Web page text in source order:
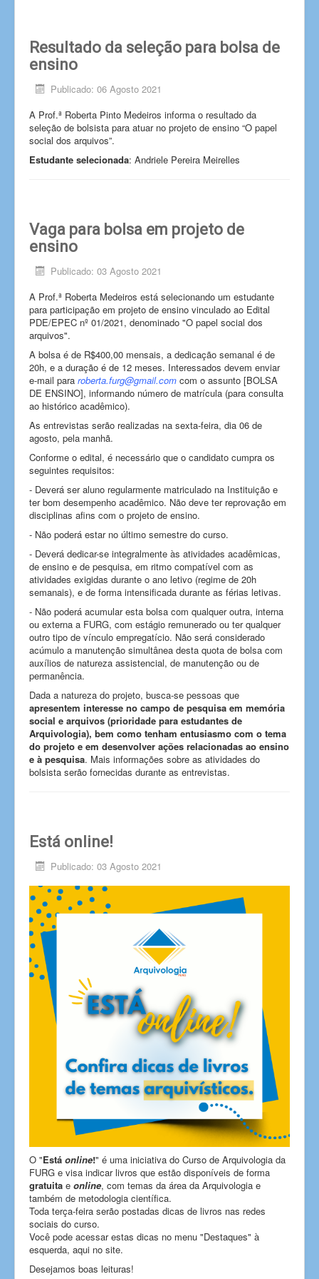
Resultado da seleção para bolsa de
ensino
Publicado: 06 Agosto 2021
A Prof.ª Roberta Pinto Medeiros informa o resultado da
seleção de bolsista para atuar no projeto de ensino “O papel
social dos arquivos”.
Estudante selecionada: Andriele Pereira Meirelles
Vaga para bolsa em projeto de
ensino
Publicado: 03 Agosto 2021
A Prof.ª Roberta Medeiros está selecionando um estudante
para participação em projeto de ensino vinculado ao Edital
PDE/EPEC nº 01/2021, denominado "O papel social dos
arquivos".
A bolsa é de R$400,00 mensais, a dedicação semanal é de
20h, e a duração é de 12 meses. Interessados devem enviar
e-mail para roberta.furg@gmail.com com o assunto [BOLSA
DE ENSINO], informando número de matrícula (para consulta
ao histórico acadêmico).
As entrevistas serão realizadas na sexta-feira, dia 06 de
agosto, pela manhã.
Conforme o edital, é necessário que o candidato cumpra os
seguintes requisitos:
- Deverá ser aluno regularmente matriculado na Instituição e
ter bom desempenho acadêmico. Não deve ter reprovação em
disciplinas afins com o projeto de ensino.
- Não poderá estar no último semestre do curso.
- Deverá dedicar-se integralmente às atividades acadêmicas,
de ensino e de pesquisa, em ritmo compatível com as
atividades exigidas durante o ano letivo (regime de 20h
semanais), e de forma intensificada durante as férias letivas.
- Não poderá acumular esta bolsa com qualquer outra, interna
ou externa a FURG, com estágio remunerado ou ter qualquer
outro tipo de vínculo empregatício. Não será considerado
acúmulo a manutenção simultânea desta quota de bolsa com
auxílios de natureza assistencial, de manutenção ou de
permanência.
Dada a natureza do projeto, busca-se pessoas que
apresentem interesse no campo de pesquisa em memória
social e arquivos (prioridade para estudantes de
Arquivologia), bem como tenham entusiasmo com o tema
do projeto e em desenvolver ações relacionadas ao ensino
e à pesquisa. Mais informações sobre as atividades do
bolsista serão fornecidas durante as entrevistas.
Está online!
Publicado: 03 Agosto 2021
O "Está online!" é uma iniciativa do Curso de Arquivologia da
FURG e visa indicar livros que estão disponíveis de forma
gratuita e online, com temas da área da Arquivologia e
também de metodologia científica.
Toda terça-feira serão postadas dicas de livros nas redes
sociais do curso.
Você pode acessar estas dicas no menu "Destaques" à
esquerda, aqui no site.
Desejamos boas leituras!